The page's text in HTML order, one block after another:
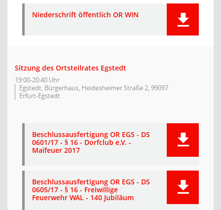
Niederschrift öffentlich OR WIN
Sitzung des Ortsteilrates Egstedt
19:00-20:40 Uhr
Egstedt, Bürgerhaus, Heidesheimer Straße 2, 99097
Erfurt-Egstedt
Beschlussausfertigung OR EGS - DS
0601/17 - § 16 - Dorfclub e.V. -
Maifeuer 2017
Beschlussausfertigung OR EGS - DS
0605/17 - § 16 - Freiwillige
Feuerwehr WAL - 140 Jubiläum